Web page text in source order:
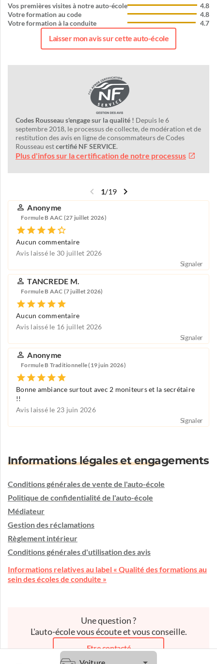
Vos premières visites à notre auto-école
Votre formation au code
Votre formation à la conduite
4.8
4.8
4.7
Laisser mon avis sur cette auto-école
Codes Rousseau s'engage sur la qualité ! Depuis le 6
septembre 2018, le processus de collecte, de modération et de
restitution des avis en ligne de consommateurs de Codes
Rousseau estcertifié NF SERVICE.
Plus d'infos sur la certification de notre processus
1/19
Anonyme
Formule B AAC (27 juillet 2026)
Aucun commentaire
Avis laissé le 30 juillet 2026
Signaler
TANCREDE M.
Formule B AAC (7 juillet 2026)
Aucun commentaire
Avis laissé le 16 juillet 2026
Signaler
Anonyme
Formule B Traditionnelle (19 juin 2026)
Bonne ambiance surtout avec 2 moniteurs et la secrétaire
!!
Avis laissé le 23 juin 2026
Signaler
Informations légales et engagements
Conditions générales de vente de l'auto-école
Politique de confidentialité de l'auto-école
Médiateur
Gestion des réclamations
Règlement intérieur
Conditions générales d'utilisation des avis
Informations relatives au label « Qualité des formations au
sein des écoles de conduite »
Une question ?
L'auto-école vous écoute et vous conseille.
Etre contacté